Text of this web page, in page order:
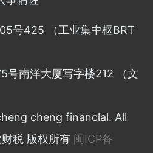
号425 （工业集中枢BRT
号南洋大厦写字楼212 （文
cheng financlal. All
税 版权所有 闽ICP备